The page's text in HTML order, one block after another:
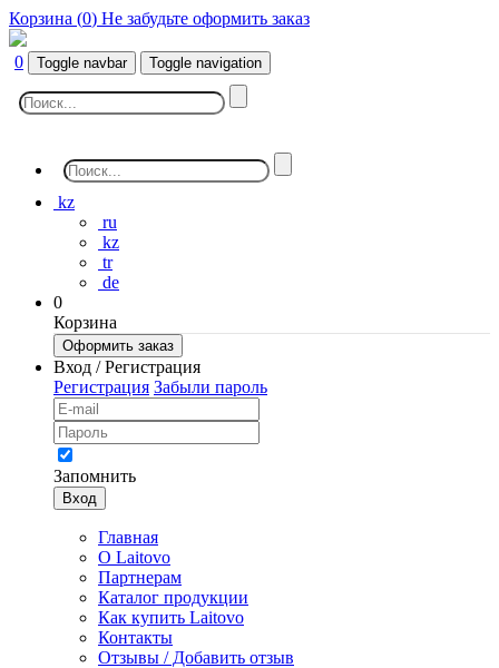
Корзина (0) Не забудьте оформить заказ
0 Toggle navbar Toggle navigation
kz
ru
kz
tr
de
0
Корзина
Оформить заказ
Вход / Регистрация
Регистрация Забыли пароль
Запомнить
Вход
Главная
О Laitovo
Партнерам
Каталог продукции
Как купить Laitovo
Контакты
Отзывы / Добавить отзыв